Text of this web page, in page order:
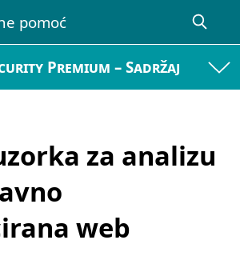
Premium – Sadržaj
za analizu
web